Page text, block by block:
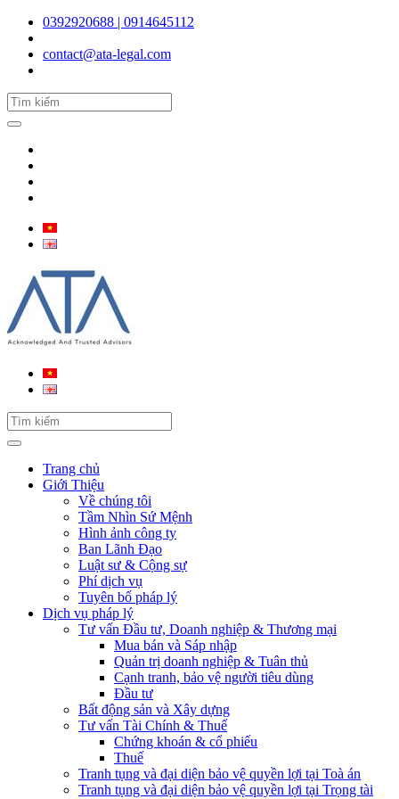
0392920688 | 0914645112
contact@ata-legal.com
Trang chủ
Giới Thiệu
Về chúng tôi
Tầm Nhìn Sứ Mệnh
Hình ảnh công ty
Ban Lãnh Đạo
Luật sư & Cộng sự
Phí dịch vụ
Tuyên bố pháp lý
Dịch vụ pháp lý
Tư vấn Đầu tư, Doanh nghiệp & Thương mại
Mua bán và Sáp nhập
Quản trị doanh nghiệp & Tuân thủ
Cạnh tranh, bảo vệ người tiêu dùng
Đầu tư
Bất động sản và Xây dựng
Tư vấn Tài Chính & Thuế
Chứng khoán & cổ phiếu
Thuế
Tranh tụng và đại diện bảo vệ quyền lợi tại Toà án
Tranh tụng và đại diện bảo vệ quyền lợi tại Trọng tài